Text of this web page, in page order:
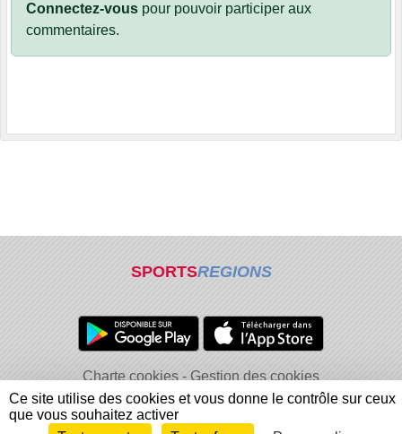
Connectez-vous pour pouvoir participer aux
commentaires.
SPORTSREGIONS
Charte cookies
Gestion des cookies
Informations légales
Signaler un contenu inapproprié
Ce site utilise des cookies et vous donne le contrôle sur ceux
que vous souhaitez activer